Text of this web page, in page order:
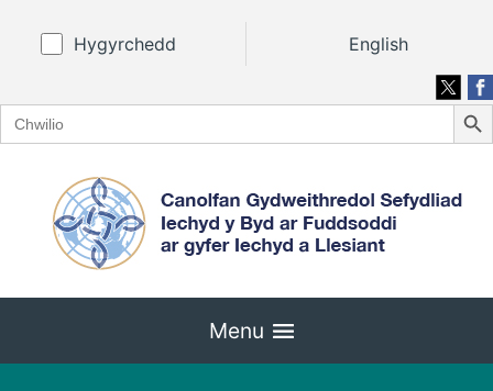
Hygyrchedd English
Search
for:
Menu